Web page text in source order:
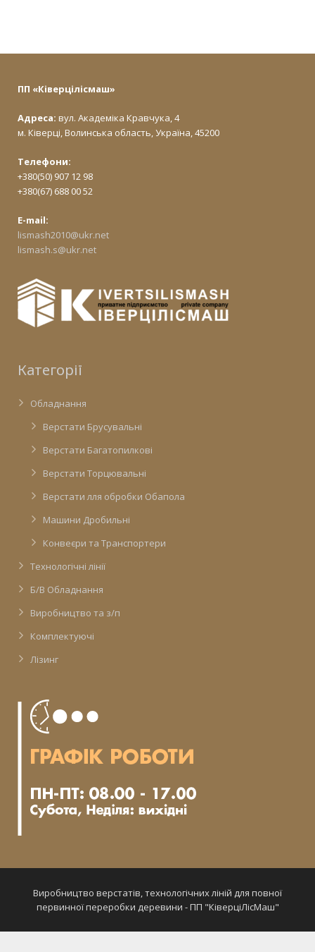
ПП «Ківерцілісмаш»
Адреса: вул. Академіка Кравчука, 4
м. Ківерці, Волинська область, Україна, 45200
Телефони:
+380(50) 907 12 98
+380(67) 688 00 52
E-mail:
lismash2010@ukr.net
lismash.s@ukr.net
Категорії
Обладнання
Верстати Брусувальні
Верстати Багатопилкові
Верстати Торцювальні
Верстати лля обробки Обапола
Машини Дробильні
Конвеєри та Транспортери
Технологічні лінії
Б/В Обладнання
Виробництво та з/п
Комплектуючі
Лізинг
Виробництво верстатів, технологічних ліній для повної
первинної переробки деревини - ПП "КіверціЛісМаш"